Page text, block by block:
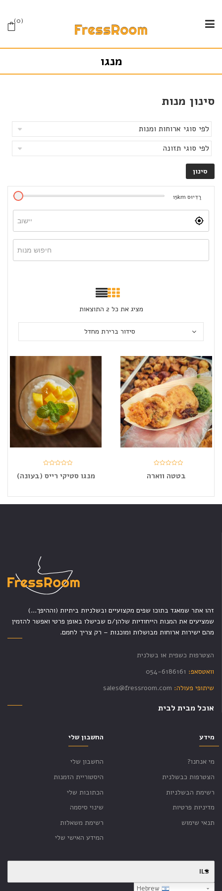
0
מנגו
רַדִיוּס 15km
מציג את כל 2 התוצאות
סידור ברירת מחדל
בטטה ווארה מנגו סטיקי רייס (בעונה)
סינון מנות
זהו אתר שמאגד בתוכו שפים מקצועיים ובשלניות ביתיות (וההיפך...)
שמציעים את המנות הייחודיות שלהן/ם שבישלו באופן פרטי ואפשר להזמין
מהם ישירות ארוחות מבושלות ומוכנות – רק צריך לחמם.
הצטרפות כשפית או בשלנית
וואטסאפ: 054-6186161
שיתופי פעולה: sales@fressroom.com
אוכל מבית לבית
החשבון שלי
החשבון שלי
היסטוריית הזמנות
הכתובות שלי
שינוי סיסמה
רשימת משאלות
המידע האישי שלי
מידע
מי אנחנו?
הצטרפות כבשלנית
רשימת הבשלניות
מדיניות פרטיות
תנאי שימוש
ILS